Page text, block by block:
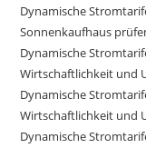
Dynamische
Sonnenkaufhaus
Dynamische
Wirtschaftlichkeit und
Dynamische
Wirtschaftlichkeit und
Dynamische